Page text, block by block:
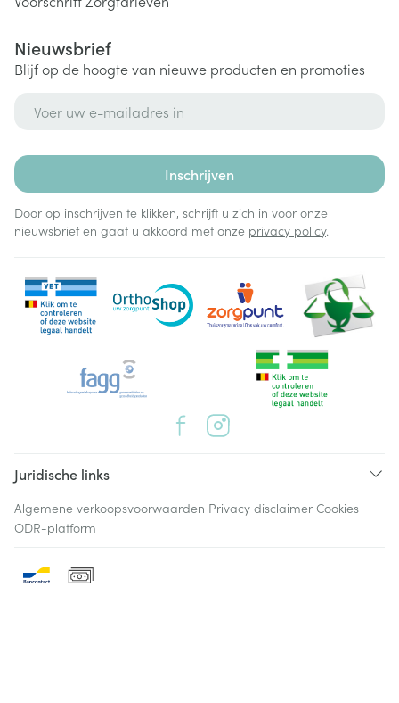
Nieuwsbrief
Blijf op de hoogte van nieuwe producten en promoties
Inschrijven
Door op inschrijven te klikken, schrijft u zich in voor onze
nieuwsbrief en gaat u akkoord met onze privacy policy.
Juridische links
Algemene verkoopsvoorwaarden Privacy disclaimer Cookies
ODR-platform